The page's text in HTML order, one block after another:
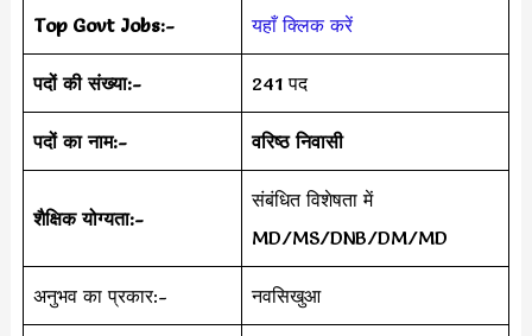
Top Govt Jobs:- यहाँ क्लिक करें
पदों की संख्या:- 241 पद
पदों का नाम:- वरिष्ठ निवासी
शैक्षिक योग्यता:-
संबंधित विशेषता में
MD/MS/DNB/DM/MD
अनुभव का प्रकार:- नवसिखुआ